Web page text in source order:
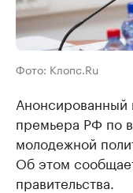
Фото: Клопс.Ru
Анонсированный
премьера РФ по
молодежной
Об этом
правительства.